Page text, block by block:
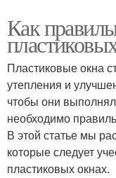
Как
Пластиковые окна
утепления и
чтобы они
необходимо
В этой статье мы
которые следует
пластиковых окнах.